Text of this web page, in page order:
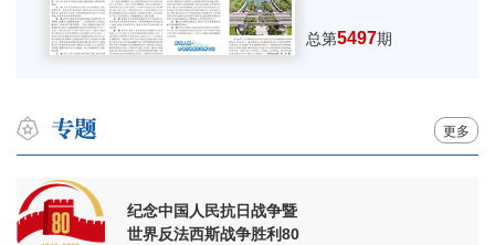
总第5497期
更多
纪念中国人民抗日战争暨
世界反法西斯战争胜利80